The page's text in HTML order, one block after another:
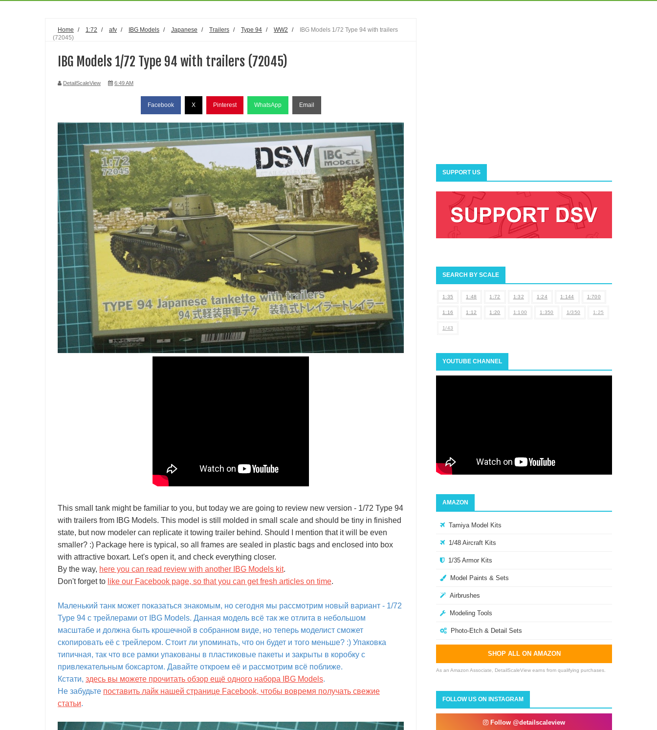
Home / 1:72 / afv / IBG Models / Japanese / Trailers / Type 94 / WW2 /
IBG Models 1/72 Type 94 with trailers
(72045)
IBG Models 1/72 Type 94 with trailers (72045)
DetailScaleView 6:49 AM
Facebook X Pinterest WhatsApp Email
This small tank might be familiar to you, but today we are going to review new version - 1/72 Type 94
with trailers from IBG Models. This model is still molded in small scale and should be tiny in finished
state, but now modeler can replicate it towing trailer behind. Should I mention that it will be even
smaller? :) Package here is typical, so all frames are sealed in plastic bags and enclosed into box
with attractive boxart. Let's open it, and check everything closer.
By the way, here you can read review with another IBG Models kit.
Don't forget to like our Facebook page, so that you can get fresh articles on time.
Маленький танк может показаться знакомым, но сегодня мы рассмотрим новый вариант - 1/72
Type 94 с трейлерами от IBG Models. Данная модель всё так же отлита в небольшом
масштабе и должна быть крошечной в собранном виде, но теперь моделист сможет
скопировать её с трейлером. Стоит ли упоминать, что он будет и того меньше? :) Упаковка
типичная, так что все рамки упакованы в пластиковые пакеты и закрыты в коробку с
привлекательным боксартом. Давайте откроем её и рассмотрим всё поближе.
Кстати, здесь вы можете прочитать обзор ещё одного набора IBG Models.
Не забудьте поставить лайк нашей странице Facebook, чтобы вовремя получать свежие
статьи.
SUPPORT US
SEARCH BY SCALE
1:35 1:48 1:72 1:32 1:24 1:144 1:700
1:16 1:12 1:20 1:100 1:350 1/350 1:25
1/43
YOUTUBE CHANNEL
AMAZON
Tamiya Model Kits
1/48 Aircraft Kits
1/35 Armor Kits
Model Paints & Sets
Airbrushes
Modeling Tools
Photo-Etch & Detail Sets
SHOP ALL ON AMAZON
As an Amazon Associate, DetailScaleView earns from qualifying purchases.
FOLLOW US ON INSTAGRAM
Follow @detailscaleview